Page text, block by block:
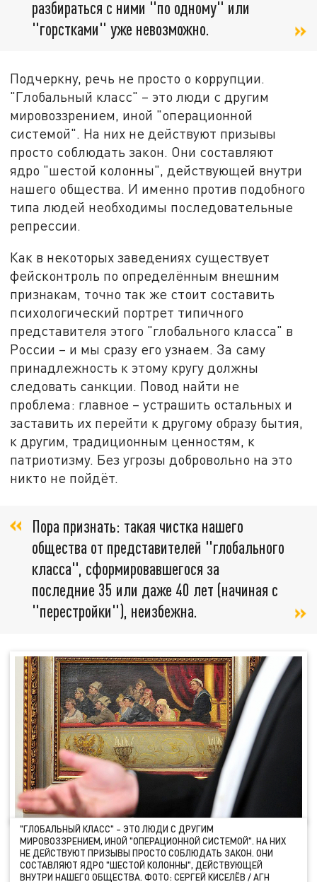
разбираться с ними "по одному" или
"горстками" уже невозможно.
Подчеркну, речь не просто о коррупции.
"Глобальный класс" – это люди с другим
мировоззрением, иной "операционной
системой". На них не действуют призывы
просто соблюдать закон. Они составляют
ядро "шестой колонны", действующей внутри
нашего общества. И именно против подобного
типа людей необходимы последовательные
репрессии.
Как в некоторых заведениях существует
фейсконтроль по определённым внешним
признакам, точно так же стоит составить
психологический портрет типичного
представителя этого "глобального класса" в
России – и мы сразу его узнаем. За саму
принадлежность к этому кругу должны
следовать санкции. Повод найти не
проблема: главное – устрашить остальных и
заставить их перейти к другому образу бытия,
к другим, традиционным ценностям, к
патриотизму. Без угрозы добровольно на это
никто не пойдёт.
Пора признать: такая чистка нашего
общества от представителей "глобального
класса", сформировавшегося за
последние 35 или даже 40 лет (начиная с
"перестройки"), неизбежна.
"ГЛОБАЛЬНЫЙ КЛАСС" – ЭТО ЛЮДИ С ДРУГИМ
МИРОВОЗЗРЕНИЕМ, ИНОЙ "ОПЕРАЦИОННОЙ СИСТЕМОЙ". НА НИХ
НЕ ДЕЙСТВУЮТ ПРИЗЫВЫ ПРОСТО СОБЛЮДАТЬ ЗАКОН. ОНИ
СОСТАВЛЯЮТ ЯДРО "ШЕСТОЙ КОЛОННЫ", ДЕЙСТВУЮЩЕЙ
ВНУТРИ НАШЕГО ОБЩЕСТВА. ФОТО: СЕРГЕЙ КИСЕЛЁВ / АГН